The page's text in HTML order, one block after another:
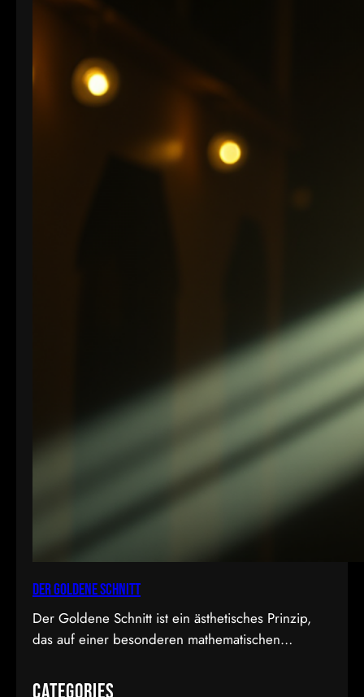
werden.…
Der Goldene Schnitt
Der Goldene Schnitt ist ein ästhetisches Prinzip,
das auf einer besonderen mathematischen
Fotografie und im Film Anwendung findet. Diese